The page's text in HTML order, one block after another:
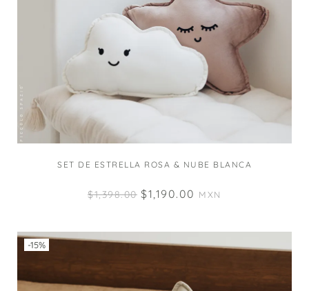
SET DE ESTRELLA ROSA & NUBE BLANCA
$1,398.00 $1,190.00 MXN
-15%